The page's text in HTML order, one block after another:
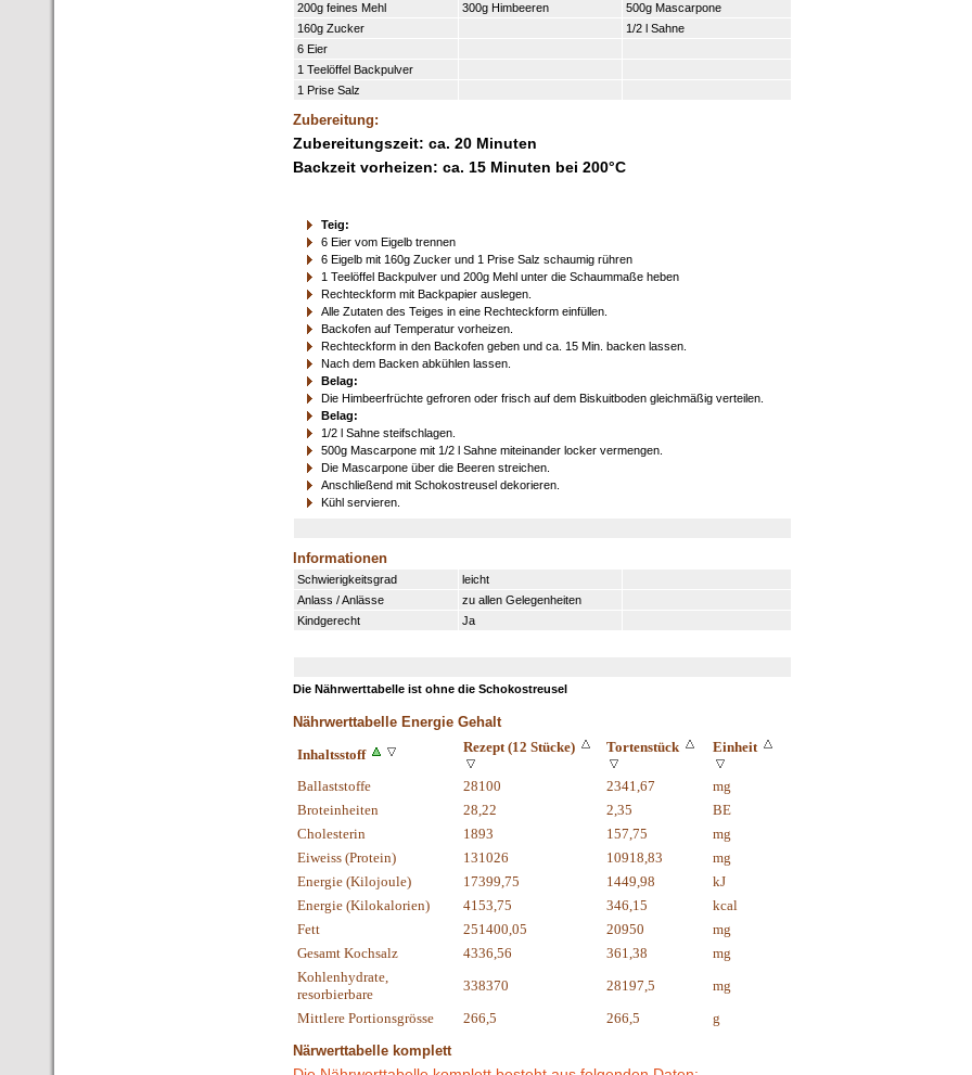
200g feines Mehl
300g Himbeeren
500g Mascarpone
160g Zucker
1/2 l Sahne
6 Eier
1 Teelöffel Backpulver
1 Prise Salz
Zubereitung:
Zubereitungszeit: ca. 20 Minuten
Backzeit vorheizen: ca. 15 Minuten bei 200°C
Teig:
6 Eier vom Eigelb trennen
6 Eigelb mit 160g Zucker und 1 Prise Salz schaumig rühren
1 Teelöffel Backpulver und 200g Mehl unter die Schaummaße heben
Rechteckform mit Backpapier auslegen.
Alle Zutaten des Teiges in eine Rechteckform einfüllen.
Backofen auf Temperatur vorheizen.
Rechteckform in den Backofen geben und ca. 15 Min. backen lassen.
Nach dem Backen abkühlen lassen.
Belag:
Die Himbeerfrüchte gefroren oder frisch auf dem Biskuitboden gleichmäßig verteilen.
Belag:
1/2 l Sahne steifschlagen.
500g Mascarpone mit 1/2 l Sahne miteinander locker vermengen.
Die Mascarpone über die Beeren streichen.
Anschließend mit Schokostreusel dekorieren.
Kühl servieren.
Informationen
Schwierigkeitsgrad
leicht
Anlass / Anlässe
zu allen Gelegenheiten
Kindgerecht
Ja
Die Nährwerttabelle ist ohne die Schokostreusel
Nährwerttabelle Energie Gehalt
Inhaltsstoff
Rezept (12 Stücke) Tortenstück Einheit
Ballaststoffe 28100 2341,67
mg
Broteinheiten
28,22 2,35
BE
Cholesterin
1893 157,75
mg
Eiweiss (Protein)
131026 10918,83
mg
Energie (Kilojoule)
17399,75 1449,98
kJ
Energie (Kilokalorien)
4153,75 346,15
kcal
Fett
251400,05 20950
mg
Gesamt Kochsalz
4336,56 361,38
mg
Kohlenhydrate,
resorbierbare
338370 28197,5
mg
Mittlere Portionsgrösse
266,5 266,5
g
Närwerttabelle komplett